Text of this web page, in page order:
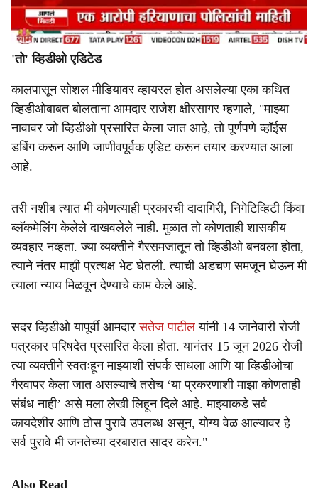
'तो' व्हिडीओ एडिटेड
कालपासून सोशल मीडियावर व्हायरल होत असलेल्या एका कथित
व्हिडीओबाबत बोलताना आमदार राजेश क्षीरसागर म्हणाले, "माझ्या
नावावर जो व्हिडीओ प्रसारित केला जात आहे, तो पूर्णपणे व्हॉईस
डबिंग करून आणि जाणीवपूर्वक एडिट करून तयार करण्यात आला
आहे.
तरी नशीब त्यात मी कोणत्याही प्रकारची दादागिरी, निगेटिव्हिटी किंवा
ब्लॅकमेलिंग केलेले दाखवलेले नाही. मुळात तो कोणताही शासकीय
व्यवहार नव्हता. ज्या व्यक्तीने गैरसमजातून तो व्हिडीओ बनवला होता,
त्याने नंतर माझी प्रत्यक्ष भेट घेतली. त्याची अडचण समजून घेऊन मी
त्याला न्याय मिळवून देण्याचे काम केले आहे.
सदर व्हिडीओ यापूर्वी आमदारसतेज पाटील यांनी 14 जानेवारी रोजी
पत्रकार परिषदेत प्रसारित केला होता. यानंतर 15 जून 2026 रोजी
त्या व्यक्तीने स्वतःहून माझ्याशी संपर्क साधला आणि या व्हिडीओचा
गैरवापर केला जात असल्याचे तसेच ‘या प्रकरणाशी माझा कोणताही
संबंध नाही’ असे मला लेखी लिहून दिले आहे. माझ्याकडे सर्व
कायदेशीर आणि ठोस पुरावे उपलब्ध असून, योग्य वेळ आल्यावर हे
सर्व पुरावे मी जनतेच्या दरबारात सादर करेन."
Also Read